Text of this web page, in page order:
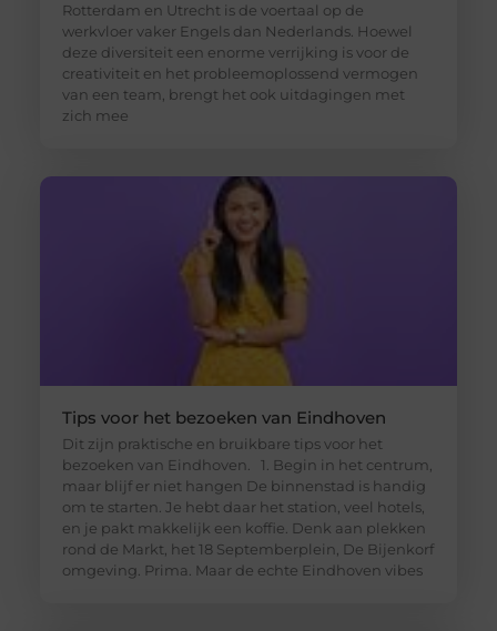
Rotterdam en Utrecht is de voertaal op de
werkvloer vaker Engels dan Nederlands. Hoewel
deze diversiteit een enorme verrijking is voor de
creativiteit en het probleemoplossend vermogen
van een team, brengt het ook uitdagingen met
zich mee
Tips voor het bezoeken van Eindhoven
Dit zijn praktische en bruikbare tips voor het
bezoeken van Eindhoven. 1. Begin in het centrum,
maar blijf er niet hangen De binnenstad is handig
om te starten. Je hebt daar het station, veel hotels,
en je pakt makkelijk een koffie. Denk aan plekken
rond de Markt, het 18 Septemberplein, De Bijenkorf
omgeving. Prima. Maar de echte Eindhoven vibes